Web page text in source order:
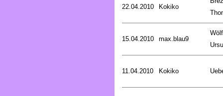
22.04.2010 Kokiko
15.04.2010 max.blau9
11.04.2010 Kokiko